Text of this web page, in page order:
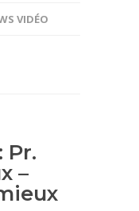
VIDÉO
Pr.
–